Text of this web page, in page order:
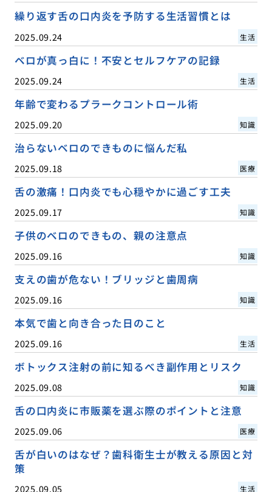
繰り返す舌の口内炎を予防する生活習慣とは
2025.09.24 生活
ベロが真っ白に！不安とセルフケアの記録
2025.09.24 生活
年齢で変わるプラークコントロール術
2025.09.20 知識
治らないベロのできものに悩んだ私
2025.09.18 医療
舌の激痛！口内炎でも心穏やかに過ごす工夫
2025.09.17 知識
子供のベロのできもの、親の注意点
2025.09.16 知識
支えの歯が危ない！ブリッジと歯周病
2025.09.16 知識
本気で歯と向き合った日のこと
2025.09.16 生活
ボトックス注射の前に知るべき副作用とリスク
2025.09.08 知識
舌の口内炎に市販薬を選ぶ際のポイントと注意
2025.09.06 医療
舌が白いのはなぜ？歯科衛生士が教える原因と対
策
2025.09.05 生活